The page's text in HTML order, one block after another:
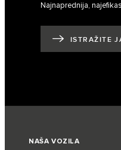
Najnaprednija,
ISTRAŽITE
NAŠA VOZILA